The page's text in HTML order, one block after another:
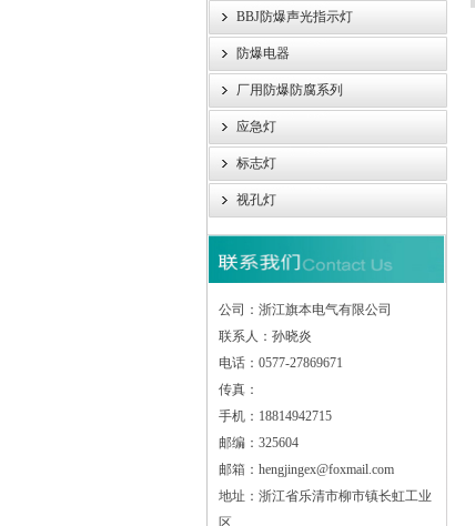
BBJ防爆声光指示灯
防爆电器
厂用防爆防腐系列
应急灯
标志灯
视孔灯
公司：浙江旗本电气有限公司
联系人：孙晓炎
电话：0577-27869671
传真：
手机：18814942715
邮编：325604
邮箱：hengjingex@foxmail.com
地址：浙江省乐清市柳市镇长虹工业
区